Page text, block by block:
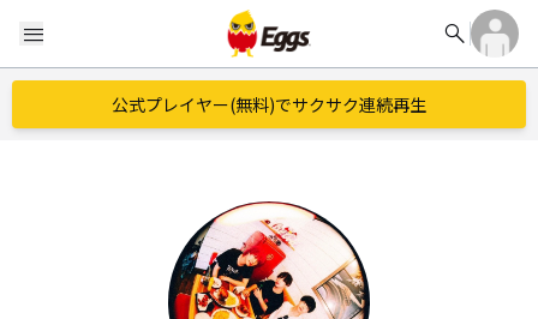
menu search
公式プレイヤー(無料)でサクサク連続再生